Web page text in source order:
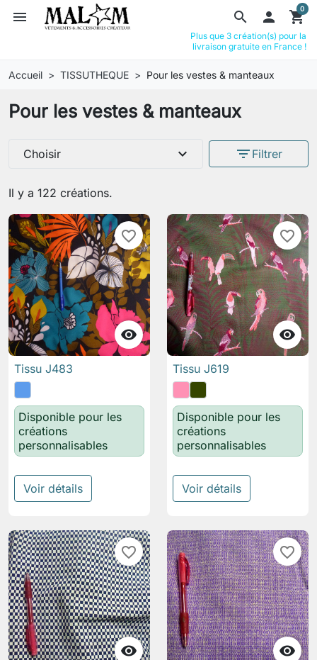
search
menu  shopping_cart
0
Plus que 3 création(s) pour la
livraison gratuite en France !
Accueil TISSUTHEQUE Pour les vestes & manteaux
Pour les vestes & manteaux
Il y a 122 créations.
Choisir expand_more filter_list Filtrer

favorite_border
Tissu J483
Disponible pour les
créations
personnalisables
Voir détails

favorite_border
Tissu J619
Disponible pour les
créations
personnalisables
Voir détails

favorite_border

favorite_border